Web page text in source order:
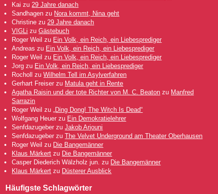
Kai zu 29 Jahre danach
Sandhagen zu Nora kommt, Nina geht
Christine zu 29 Jahre danach
VIGLi zuGästebuch
Roger Weil zu Ein Volk, ein Reich, ein Liebesprediger
Andreas zu Ein Volk, ein Reich, ein Liebesprediger
Roger Weil zu Ein Volk, ein Reich, ein Liebesprediger
Jorg zu Ein Volk, ein Reich, ein Liebesprediger
Rocholl
zuWilhelm Tell im Asylverfahren
Gerhart Freiser zu Matula geht in Rente
Agatha Raisin und der tote Richter von M. C. Beaton zu Manfred
Sarrazin
Roger Weil zu
„Ding Dong! The Witch Is Dead“
Wolfgang Heuer zu Ein Demokratielehrer
Senfdazugeber zuJakob Arjouni
Senfdazugeber zuThe Velvet Underground am Theater Oberhausen
Roger Weil zu Die Bangemänner
Klaus Märkert zu Die Bangemänner
Casper Diederich Wälzholz jun. zu Die Bangemänner
Klaus Märkert zu Düsterer Ausblick
Häufigste Schlagwörter